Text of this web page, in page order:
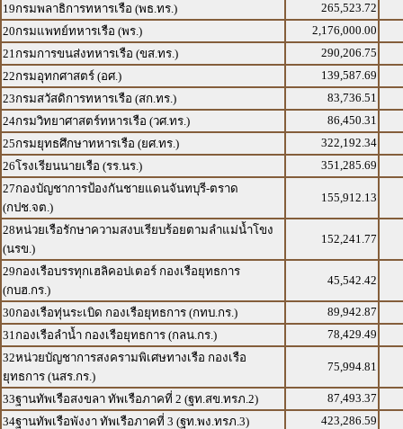
19กรมพลาธิการทหารเรือ (พธ.ทร.)
265,523.72
20กรมแพทย์ทหารเรือ (พร.)
2,176,000.00
21กรมการขนส่งทหารเรือ (ขส.ทร.)
290,206.75
22กรมอุทกศาสตร์ (อศ.)
139,587.69
23กรมสวัสดิการทหารเรือ (สก.ทร.)
83,736.51
24กรมวิทยาศาสตร์ทหารเรือ (วศ.ทร.)
86,450.31
25กรมยุทธศึกษาทหารเรือ (ยศ.ทร.)
322,192.34
26โรงเรียนนายเรือ (รร.นร.)
351,285.69
27กองบัญชาการป้องกันชายแดนจันทบุรี-ตราด
(กปช.จต.)
155,912.13
28หน่วยเรือรักษาความสงบเรียบร้อยตามลำแม่น้ำโขง
(นรข.)
152,241.77
29กองเรือบรรทุกเฮลิคอปเตอร์ กองเรือยุทธการ
(กบฮ.กร.)
45,542.42
30กองเรือทุ่นระเบิด กองเรือยุทธการ (กทบ.กร.)
89,942.87
31กองเรือลำน้ำ กองเรือยุทธการ (กลน.กร.)
78,429.49
32หน่วยบัญชาการสงครามพิเศษทางเรือ กองเรือ
ยุทธการ (นสร.กร.)
75,994.81
33ฐานทัพเรือสงขลา ทัพเรือภาคที่ 2 (ฐท.สข.ทรภ.2)
87,493.37
34ฐานทัพเรือพังงา ทัพเรือภาคที่ 3 (ฐท.พง.ทรภ.3)
423,286.59